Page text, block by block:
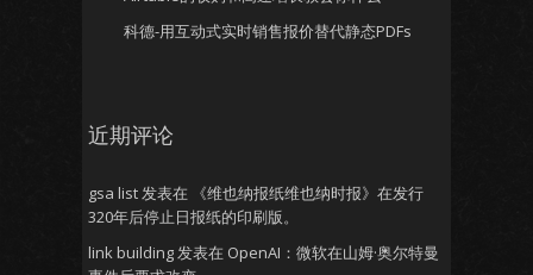
科德-用互动式实时销售报价替代静态PDFs
近期评论
gsa list发表在
《维也纳报纸维也纳时报》在发行
320年后停止日报纸的印刷版。
link building发表在 OpenAI：微软在山姆·奥尔特曼